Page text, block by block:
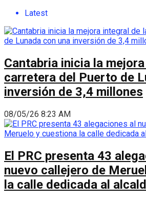
Latest
Cantabria inicia la
carretera del Puerto de
inversión de 3,4 millones
08/05/26 8:23 AM
El PRC presenta 43
nuevo callejero de
la calle dedicada al